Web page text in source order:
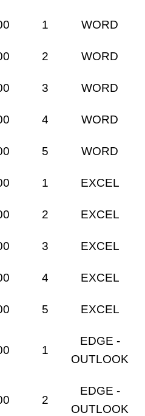
1 WORD
2 WORD
3 WORD
4 WORD
5 WORD
1 EXCEL
2 EXCEL
3 EXCEL
4 EXCEL
5 EXCEL
1
EDGE -
OUTLOOK
2
EDGE -
OUTLOOK